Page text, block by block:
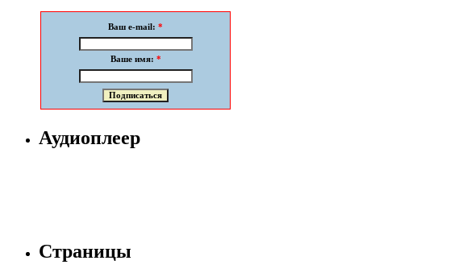
Ваш e-mail: *
Ваше имя: *
Аудиоплеер
Страницы